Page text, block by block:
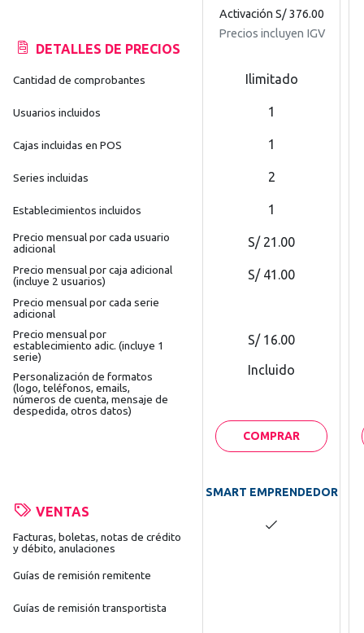
DETALLES DE PRECIOS
Cantidad de comprobantes
Usuarios incluidos
Cajas incluidas en POS
Series incluidas
Establecimientos incluidos
Precio mensual por cada usuario
adicional
Precio mensual por caja adicional
(incluye 2 usuarios)
Precio mensual por cada serie
adicional
Precio mensual por
establecimiento adic. (incluye 1
serie)
Personalización de formatos
(logo, teléfonos, emails,
números de cuenta, mensaje de
despedida, otros datos)
VENTAS
Facturas, boletas, notas de crédito
y débito, anulaciones
Guías de remisión remitente
Guías de remisión transportista
Activación S/ 376.00
Precios incluyen IGV
Ilimitado
1
1
2
1
S/ 21.00
S/ 41.00
S/ 16.00
Incluido
COMPRAR
SMART EMPRENDEDOR